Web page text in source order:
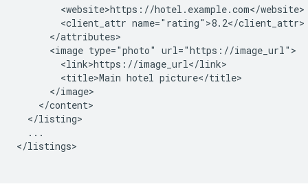
<client_attr
<image type="photo"
<title>Main hotel
...
</listings>